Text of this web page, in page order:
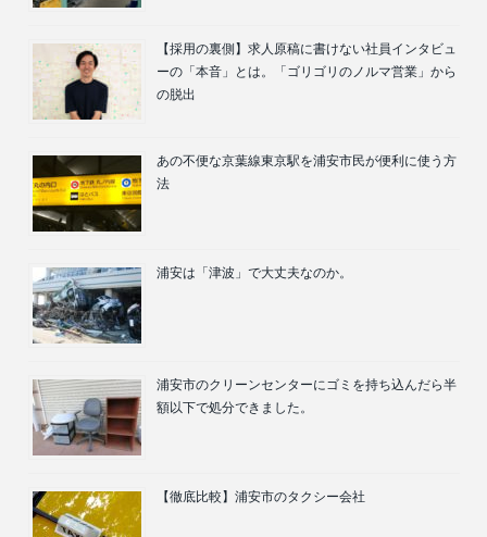
【採用の裏側】求人原稿に書けない社員インタビュ
ーの「本音」とは。「ゴリゴリのノルマ営業」から
の脱出
あの不便な京葉線東京駅を浦安市民が便利に使う方
法
浦安は「津波」で大丈夫なのか。
浦安市のクリーンセンターにゴミを持ち込んだら半
額以下で処分できました。
【徹底比較】浦安市のタクシー会社